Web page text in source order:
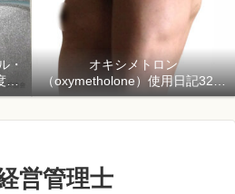
・
で
オキシメトロン
（oxymetholone）使用日記32日
目「骨格筋量増量開始150日目」
営管理士